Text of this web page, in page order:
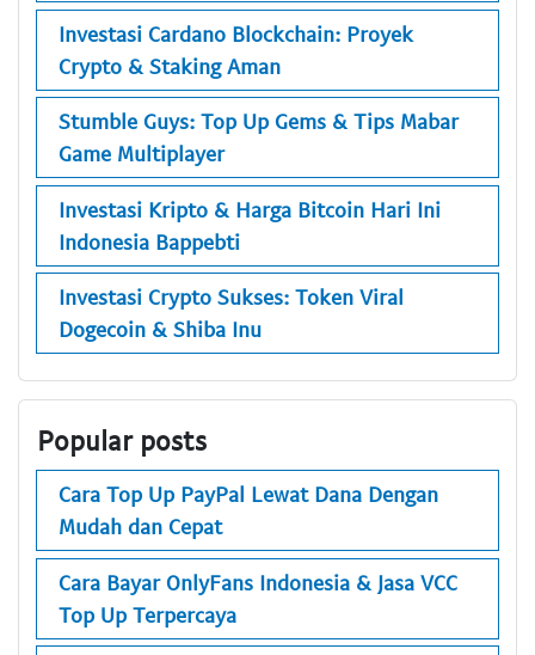
Investasi Cardano Blockchain: Proyek
Crypto & Staking Aman
Stumble Guys: Top Up Gems & Tips Mabar
Game Multiplayer
Investasi Kripto & Harga Bitcoin Hari Ini
Indonesia Bappebti
Investasi Crypto Sukses: Token Viral
Dogecoin & Shiba Inu
Popular posts
Cara Top Up PayPal Lewat Dana Dengan
Mudah dan Cepat
Cara Bayar OnlyFans Indonesia & Jasa VCC
Top Up Terpercaya